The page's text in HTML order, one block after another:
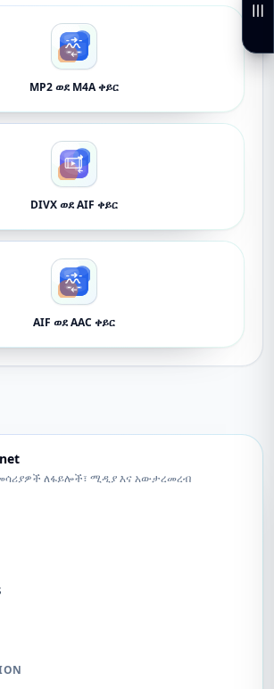
MP2 ወደ M4A ቀይር
DIVX ወደ AIF ቀይር
AIF ወደ AAC ቀይር
ለፋይሎች፣ ሚዲያ እና አውታረመረብ